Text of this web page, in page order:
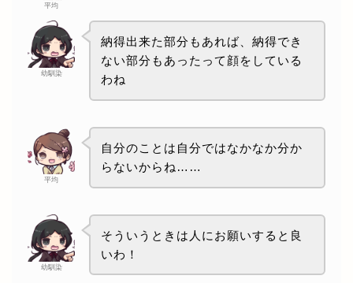
平均
幼馴染
納得出来た部分もあれば、納得でき
ない部分もあったって顔をしている
わね
平均
自分のことは自分ではなかなか分か
らないからね……
幼馴染
そういうときは人にお願いすると良
いわ！